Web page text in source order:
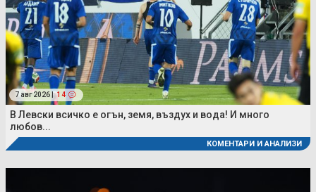
7 авг 2026 | 14
В Левски всичко е огън, земя, въздух и вода! И много
любов...
КОМЕНТАРИ И АНАЛИЗИ